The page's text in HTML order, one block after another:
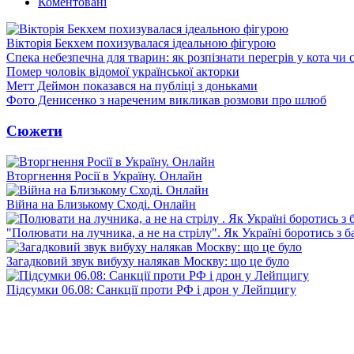
Вікторія Бекхем похизувалася ідеальною фігурою
Спека небезпечна для тварин: як розпізнати перегрів у кота чи
Помер чоловік відомої української акторки
Метт Деймон показався на публіці з доньками
Фото Денисенко з нареченим викликав розмови про шлюб
Сюжети
Вторгнення Росії в Україну. Онлайн
Війна на Близькому Сході. Онлайн
"Полювати на лучника, а не на стрілу". Як Україні боротись з
Загадковий звук вибуху налякав Москву: що це було
Підсумки 06.08: Санкції проти РФ і дрон у Лейпцигу